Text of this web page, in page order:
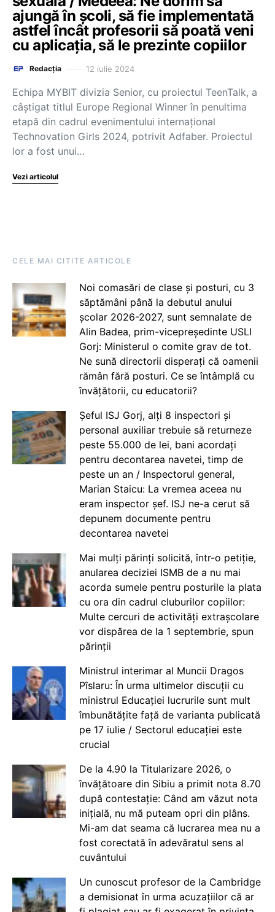
ajungă în școli, să fie implementată
astfel încât profesorii să poată veni
cu aplicația, să le prezinte copiilor
Redacția 12 iulie 2024
Echipa MYBIT divizia Senior, cu proiectul TeenTalk, a
câștigat titlul Europe Regional Winner în penultima
etapă din cadrul evenimentului internațional
Technovation Girls 2024, potrivit Adfaber. Proiectul
lor a fost unui…
Vezi articolul
CELE MAI CITITE ARTICOLE
Noi comasări de clase și posturi, cu 3
săptămâni până la debutul anului
școlar 2026-2027, sunt semnalate de
Alin Badea, prim-vicepreședinte USLI
Gorj: Ministerul o comite grav de tot.
Ne sună directorii disperați că oamenii
rămân fără posturi. Ce se întâmplă cu
învățătorii, cu educatorii?
Șeful ISJ Gorj, alți 8 inspectori și
personal auxiliar trebuie să returneze
peste 55.000 de lei, bani acordați
pentru decontarea navetei, timp de
peste un an / Inspectorul general,
Marian Staicu: La vremea aceea nu
eram inspector șef. ISJ ne-a cerut să
depunem documente pentru
decontarea navetei
Mai mulți părinți solicită, într-o petiție,
anularea deciziei ISMB de a nu mai
acorda sumele pentru posturile la plata
cu ora din cadrul cluburilor copiilor:
Multe cercuri de activități extrașcolare
vor dispărea de la 1 septembrie, spun
părinții
Ministrul interimar al Muncii Dragos
Pîslaru: În urma ultimelor discuții cu
ministrul Educației lucrurile sunt mult
îmbunătățite față de varianta publicată
pe 17 iulie / Sectorul educației este
crucial
De la 4.90 la Titularizare 2026, o
învățătoare din Sibiu a primit nota 8.70
după contestație: Când am văzut nota
inițială, nu mă puteam opri din plâns.
Mi-am dat seama că lucrarea mea nu a
fost corectată în adevăratul sens al
cuvântului
Un cunoscut profesor de la Cambridge
a demisionat în urma acuzațiilor că ar